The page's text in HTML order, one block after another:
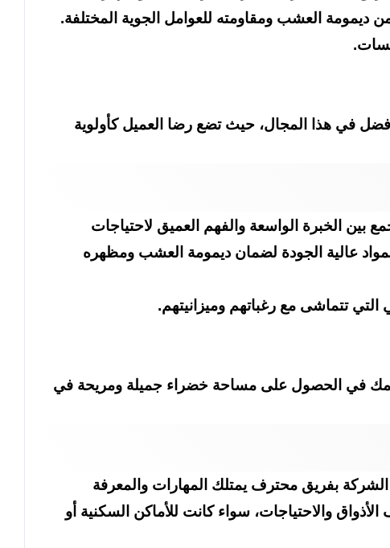
ديمومة العشب ومقاومته للعوامل الجوية المختلفة.
في هذا المجال، حيث تضع رضا العميل كأولوية
الخبرة الواسعة والفهم العميق لاحتياجات
عالية الجودة لضمان ديمومة العشب ومظهره
تتماشى مع رغباتهم وميزانيتهم.
في الحصول على مساحة خضراء جميلة ومريحة في
بفريق محترف يمتلك المهارات والمعرفة
والاحتياجات، سواء كانت للأماكن السكنية أو